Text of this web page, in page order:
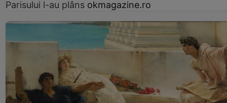
Parisului l-au plâns okmagazine.ro